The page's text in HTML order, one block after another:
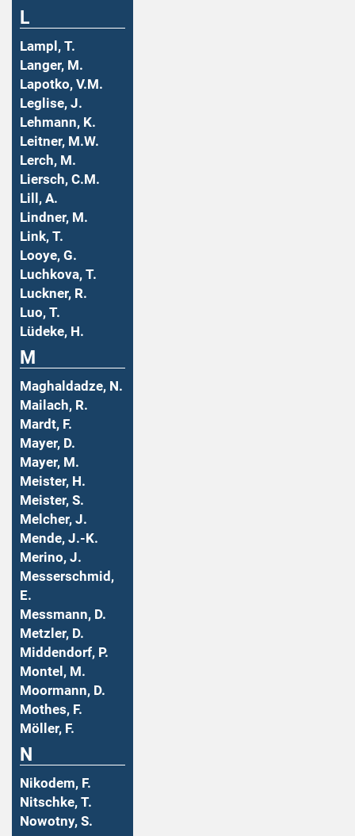
L
Lampl, T.
Langer, M.
Lapotko, V.M.
Leglise, J.
Lehmann, K.
Leitner, M.W.
Lerch, M.
Liersch, C.M.
Lill, A.
Lindner, M.
Link, T.
Looye, G.
Luchkova, T.
Luckner, R.
Luo, T.
Lüdeke, H.
M
Maghaldadze, N.
Mailach, R.
Mardt, F.
Mayer, D.
Mayer, M.
Meister, H.
Meister, S.
Melcher, J.
Mende, J.-K.
Merino, J.
Messerschmid,
E.
Messmann, D.
Metzler, D.
Middendorf, P.
Montel, M.
Moormann, D.
Mothes, F.
Möller, F.
N
Nikodem, F.
Nitschke, T.
Nowotny, S.